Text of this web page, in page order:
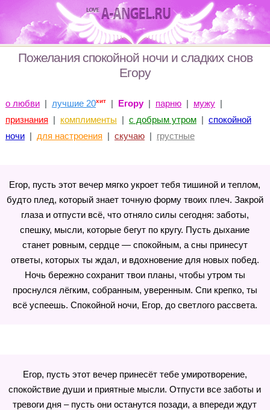
Пожелания спокойной ночи и сладких снов
Егору
о любви| лучшие 20хит| Егору| парню| мужу|
признания | комплименты | с добрым утром| спокойной
ночи| для настроения | скучаю| грустные
Егор, пусть этот вечер мягко укроет тебя тишиной и теплом,
будто плед, который знает точную форму твоих плеч. Закрой
глаза и отпусти всё, что отняло силы сегодня: заботы,
спешку, мысли, которые бегут по кругу. Пусть дыхание
станет ровным, сердце — спокойным, а сны принесут
ответы, которых ты ждал, и вдохновение для новых побед.
Ночь бережно сохранит твои планы, чтобы утром ты
проснулся лёгким, собранным, уверенным. Спи крепко, ты
всё успеешь. Спокойной ночи, Егор, до светлого рассвета.
Егор, пусть этот вечер принесёт тебе умиротворение,
спокойствие души и приятные мысли. Отпусти все заботы и
тревоги дня – пусть они останутся позади, а впереди ждут